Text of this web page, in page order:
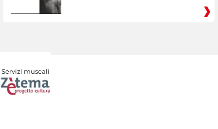
Servizi museali